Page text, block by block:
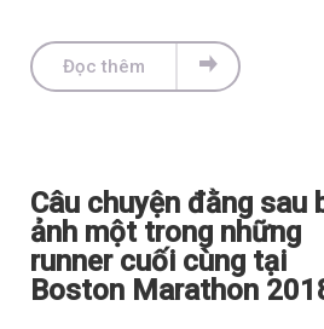
Đọc thêm
Câu chuyện đằng sau
ảnh một trong những
runner cuối cùng tại
Boston Marathon